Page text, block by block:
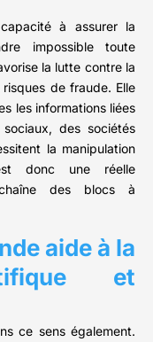
à assurer la
impossible toute
la lutte contre la
de fraude. Elle
les informations liées
des sociétés
la manipulation
donc une réelle
des blocs à
aide à la
et
ce sens également.